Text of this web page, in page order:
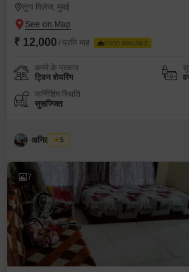
तुंगा विलेज, मुंबई
₹ 12,000 / प्रति माह FOOD AVAILABLE
कमरे के प्रकार
ट्विन शेयरिंग
फर्निशिंग स्थिति
सुसज्जित
अनिल कांबळे
5
7